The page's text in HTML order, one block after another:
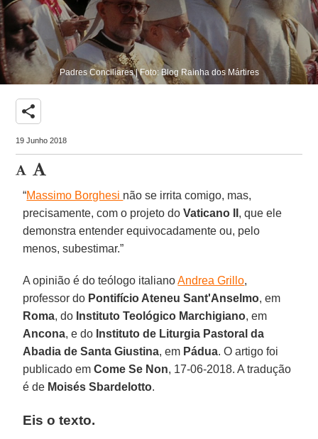
Padres Conciliares | Foto: Blog Rainha dos Mártires
share
19 Junho 2018
“Massimo Borghesi não se irrita comigo, mas,
precisamente, com o projeto doVaticano II , que ele
demonstra entender equivocadamente ou, pelo
menos, subestimar.”
A opinião é do teólogo italianoAndrea Grillo,
professor do Pontifício Ateneu Sant'Anselmo, em
Roma, do Instituto Teológico Marchigiano, em
Ancona, e do Instituto de Liturgia Pastoral da
Abadia de Santa Giustina, em Pádua. O artigo foi
publicado emCome Se Non, 17-06-2018. A tradução
é de Moisés Sbardelotto.
Eis o texto.